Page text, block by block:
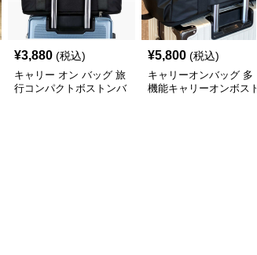
¥3,880 (税込)
キャリー オン バッグ 旅
行コンパクトボストンバ
¥5,800 (税込)
キャリーオンバッグ 多
機能キャリーオンボスト